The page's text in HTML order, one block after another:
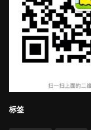
标签